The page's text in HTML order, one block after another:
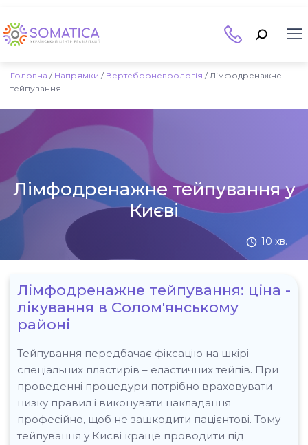
Головна / Напрямки / Вертеброневрологія /Лімфодренажне
тейпування
Лімфодренажне тейпування у
Києві
10 хв.
Лімфодренажне тейпування: ціна -
лікування в Солом'янському
районі
Тейпування передбачає фіксацію на шкірі
спеціальних пластирів – еластичних тейпів. При
проведенні процедури потрібно враховувати
низку правил і виконувати накладання
професійно, щоб не зашкодити пацієнтові. Тому
тейпування у Києві краще проводити під